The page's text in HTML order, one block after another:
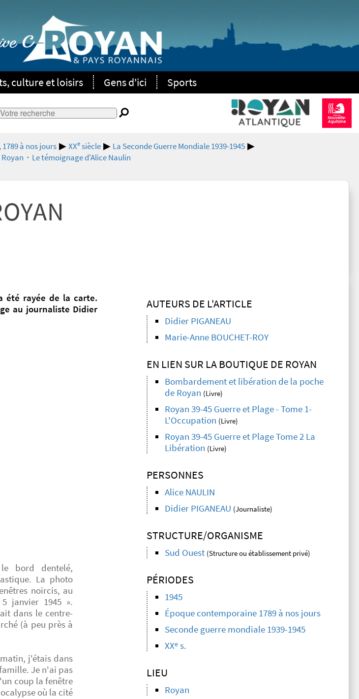
culture et loisirs Gens d'ici Sports
à nos jours XXe siècle
La Seconde Guerre Mondiale 1939-1945
・Le témoignage d'Alice Naulin
été rayée de la carte.
au journaliste Didier
bord dentelé,
La photo
noircis, au
janvier 1945 ».
dans le centre-
(à peu près à
j'étais dans
Je n'ai pas
coup la fenêtre
où la cité
AUTEURS DE L'ARTICLE
Didier PIGANEAU
Marie-Anne BOUCHET-ROY
EN LIEN SUR LA BOUTIQUE DE ROYAN
Bombardement et libération de la poche
de Royan (Livre)
Royan 39-45 Guerre et Plage - Tome 1-
L'Occupation (Livre)
Royan 39-45 Guerre et Plage Tome 2 La
Libération (Livre)
PERSONNES
Alice NAULIN
Didier PIGANEAU (Journaliste)
STRUCTURE/ORGANISME
Sud Ouest (Structure ou établissement privé)
PÉRIODES
1945
Époque contemporaine 1789 à nos jours
Seconde guerre mondiale 1939-1945
XXe s.
LIEU
Royan